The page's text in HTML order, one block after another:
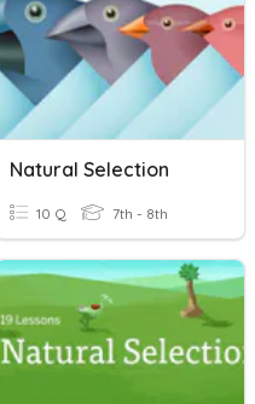
Natural Selection
10 Q 7th - 8th